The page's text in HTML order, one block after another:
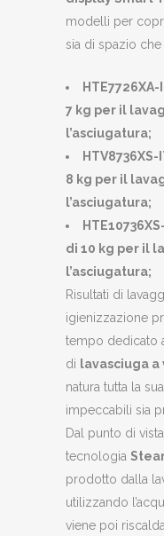
modelli per
sia di spazio
7 kg per il
l’asciugatura;
8 kg per il
l’asciugatura;
di 10 kg per il
l’asciugatura;
Risultati di
igienizzazione
tempo dedicato
di lavasciuga
natura tutta la
impeccabili sia
Dal punto di
tecnologia
prodotto dalla
utilizzando
viene poi